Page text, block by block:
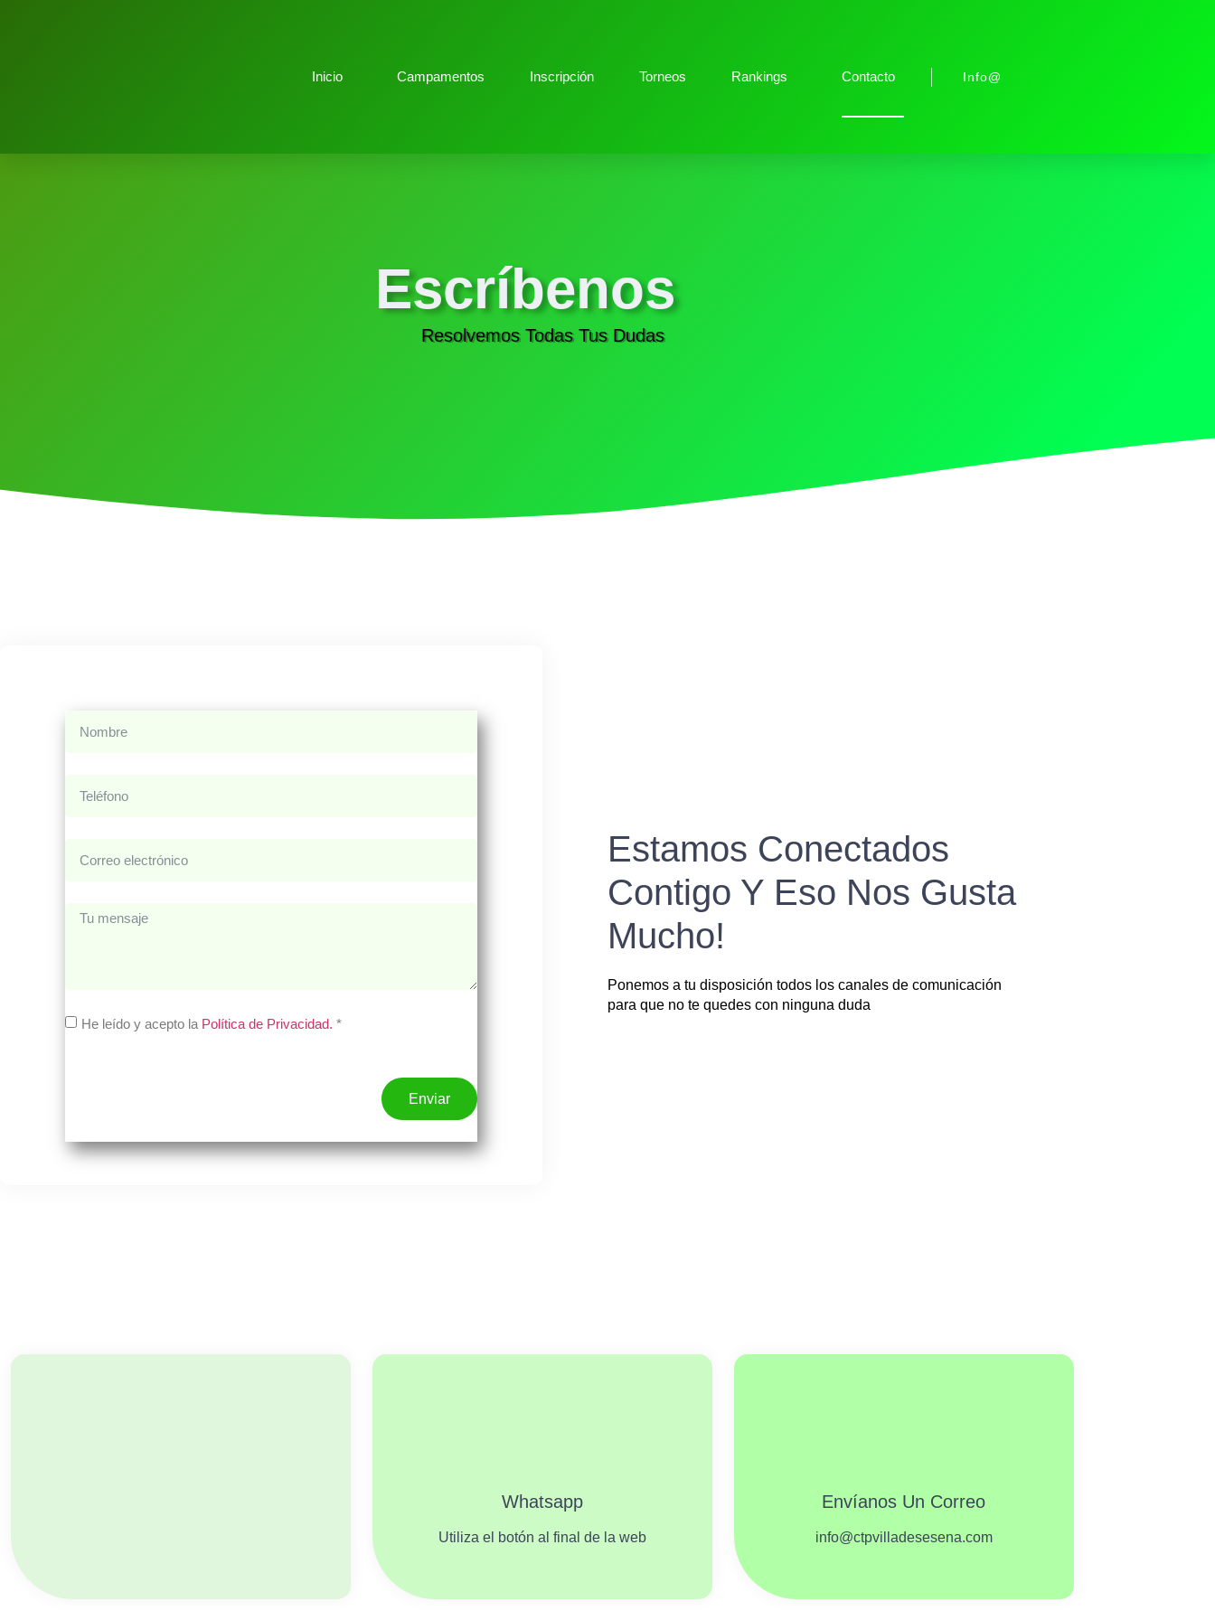
Inicio Campamentos Inscripción Torneos Rankings Contacto Info@
Escríbenos
Resolvemos Todas Tus Dudas
He leído y acepto la Política de Privacidad. *
Enviar
Estamos Conectados
Contigo Y Eso Nos Gusta
Mucho!
Ponemos a tu disposición todos los canales de comunicación
para que no te quedes con ninguna duda
Whatsapp
Utiliza el botón al final de la web
Envíanos Un Correo
info@ctpvilladesesena.com